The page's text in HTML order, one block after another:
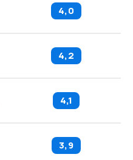
4,0
4,2
4,1
3,9